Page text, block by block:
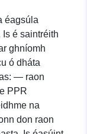
an
éagsúla
Is é saintréith
ghníomh
ó dháta
— raon
PPR
na
don raon